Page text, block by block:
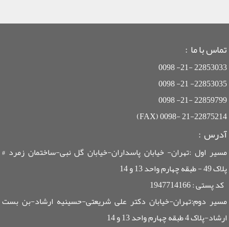
تماس با ما :
22853033 -21- 0098
22853035- 21- 0098
22859799 -21- 0098
21-22875214 -0098 (FAX)
آدرس :
مسیر اول :تهران- خیابان پاسداران-خیابان گل نبی-ساختمان زمرد #
پلاک 49 - طبقه چهارم واحد 13 و 14
کد پستی : 1947714166
مسیر دوم:تهران-خیابان دکتر علی شریعتی-حسینیه ارشاد-بن بست
ارشاد-پلاک 4 طبقه چهارم واحد 13 و 14